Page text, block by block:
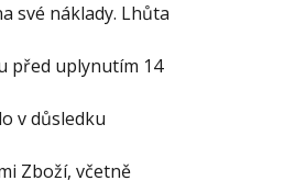
své náklady. Lhůta
před uplynutím 14
v důsledku
Zboží, včetně